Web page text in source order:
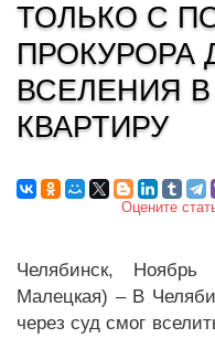
ТОЛЬКО С
ПРОКУРОРА
ВСЕЛЕНИЯ
КВАРТИРУ
Оцените
Челябинск,
Малецкая) – В
через суд смог